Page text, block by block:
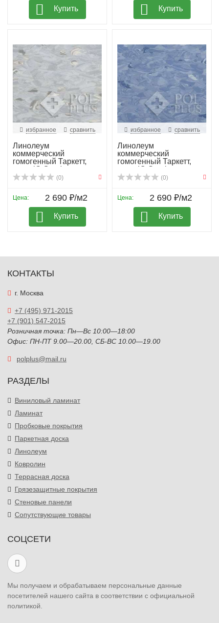
Купить Купить
избранное сравнить
Линолеум
коммерческий
гомогенный Таркетт,
колл. iQ Granit...
(0)
Цена: 2 690 ₽/м2
Купить
избранное сравнить
Линолеум
коммерческий
гомогенный Таркетт,
колл. iQ Granit...
(0)
Цена: 2 690 ₽/м2
Купить
КОНТАКТЫ
г. Москва
+7 (495) 971-2015
+7 (901) 547-2015
Розничная точка: Пн—Вс 10:00—18:00
Офис: ПН-ПТ 9.00—20.00, СБ-ВС 10.00—19.00
polplus@mail.ru
РАЗДЕЛЫ
Виниловый ламинат
Ламинат
Пробковые покрытия
Паркетная доска
Линолеум
Ковролин
Террасная доска
Грязезащитные покрытия
Стеновые панели
Сопутствующие товары
СОЦСЕТИ
Мы получаем и обрабатываем персональные данные
посетителей нашего сайта в соответствии с официальной
политикой.